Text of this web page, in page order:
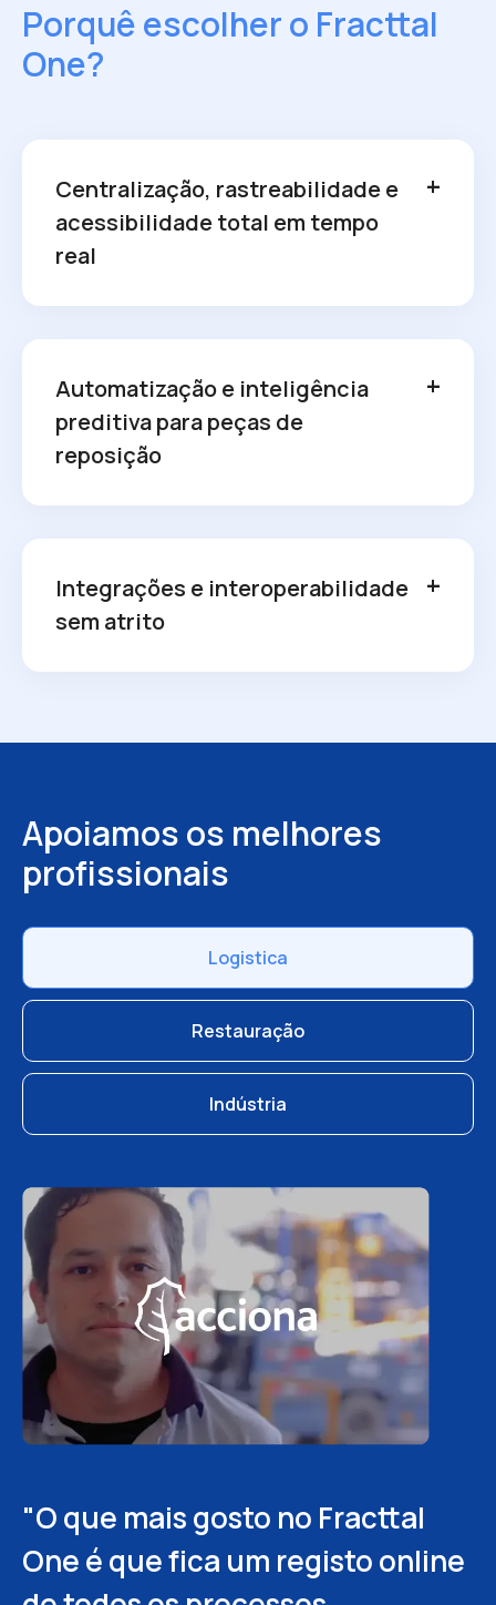
Porquê escolher o Fracttal
One?
Centralização, rastreabilidade e
acessibilidade total em tempo
real
Automatização e inteligência
preditiva para peças de
reposição
Integrações e interoperabilidade
sem atrito
Apoiamos os melhores
profissionais
Logistica
Restauração
Indústria
"O que mais gosto no Fracttal
One é que fica um registo online
"Podemos ver quem fez o
pedido, por que o fez, em que foi
"Ajuda-nos a ter rastreabilidade,
relatórios e rotinas claras na